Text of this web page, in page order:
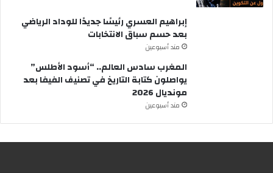
إبراهيم العسري رئيسًا جديدًا للوداد الرياضي
بعد حسم سباق الانتخابات
مند أسبوعين
المغرب سادس العالم.. “أسود الأطلس”
يواصلون كتابة التاريخ في تصنيف الفيفا بعد
مونديال 2026
مند أسبوعين